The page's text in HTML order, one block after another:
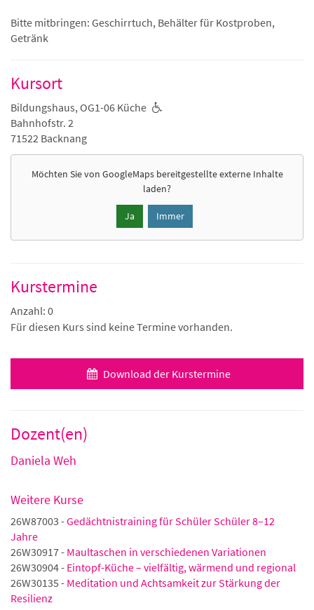
Bitte mitbringen: Geschirrtuch, Behälter für Kostproben,
Getränk
Kursort
Bildungshaus, OG1-06 Küche
Bahnhofstr. 2
71522 Backnang
Möchten Sie von GoogleMapsbereitgestellte externe Inhalte
laden?
Ja Immer
Kurstermine
Anzahl: 0
Für diesen Kurs sind keine Termine vorhanden.
Download der Kurstermine
Dozent(en)
Daniela Weh
Weitere Kurse
26W87003 -Gedächtnistraining für Schüler Schüler 8–12
Jahre
26W30917 - Maultaschen in verschiedenen Variationen
26W30904 - Eintopf-Küche – vielfältig, wärmend und regional
26W30135 - Meditation und Achtsamkeit zur Stärkung der
Resilienz